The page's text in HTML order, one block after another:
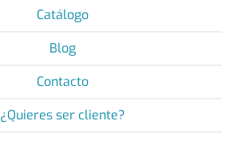
Catálogo
Blog
Contacto
¿Quieres ser cliente?